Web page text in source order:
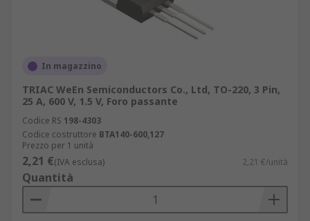
In magazzino
TRIAC WeEn Semiconductors Co., Ltd, TO-220, 3 Pin,
25 A, 600 V, 1.5 V, Foro passante
Codice RS 198-4303
Codice costruttore BTA140-600,127
Prezzo per 1 unità
2,21 €(IVA esclusa) 2,21 €/unità
Quantità